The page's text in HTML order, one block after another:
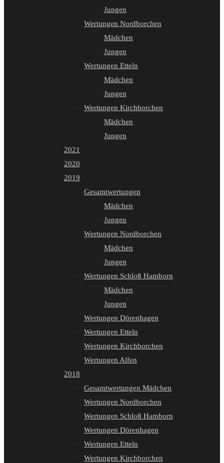
Jungen
Wertungen Nordborchen
Mädchen
Jungen
Wertungen Etteln
Mädchen
Jungen
Wertungen Kirchborchen
Mädchen
Jungen
2021
2020
2019
Gesamtwertungen
Mädchen
Jungen
Wertungen Nordborchen
Mädchen
Jungen
Wertungen Schloß Hamborn
Mädchen
Jungen
Wertungen Dörenhagen
Wertungen Etteln
Wertungen Kirchborchen
Wertungen Alfen
2018
Gesamtwertungen Mädchen
Wertungen Nordborchen
Wertungen Schloß Hamborn
Wertungen Dörenhagen
Wertungen Etteln
Wertungen Kirchborchen